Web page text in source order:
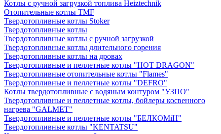
Котлы с ручной загрузкой топлива Heiztechnik
Отопительные котлы TMF
Твердотопливные котлы Stoker
Твердотопливные котлы
Твердотопливные котлы с ручной загрузкой
Твердотопливные котлы длительного горения
Твердотопливные котлы на дровах
Твердотопливные и пеллетные котлы "HOT DRAGON"
Твердотопливные отопительные котлы "Flames"
Твердотопливные и пеллетные котлы "DEFRO"
Котлы твердотопливные с водяным контуром "УЗПО"
Твердотопливные и пеллетные котлы, бойлеры косвенного
нагрева "GALMET"
Твердотопливные и пеллетные котлы "БЕЛКОМiН"
Твердотопливные котлы "KENTATSU"